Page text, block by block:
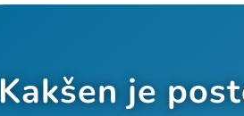
Kakšen je